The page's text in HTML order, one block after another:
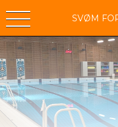
SVØM